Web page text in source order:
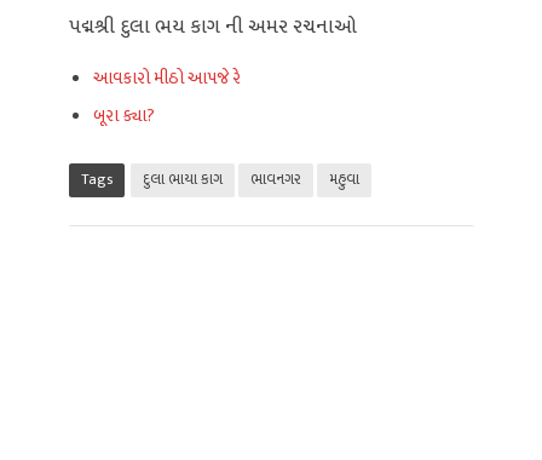
પદ્મશ્રી દુલા ભય કાગ ની અમર રચનાઓ
આવકારો મીઠો આપજે રે
બૂરા ક્યા?
Tags દુલા ભાયા કાગ ભાવનગર મહુવા